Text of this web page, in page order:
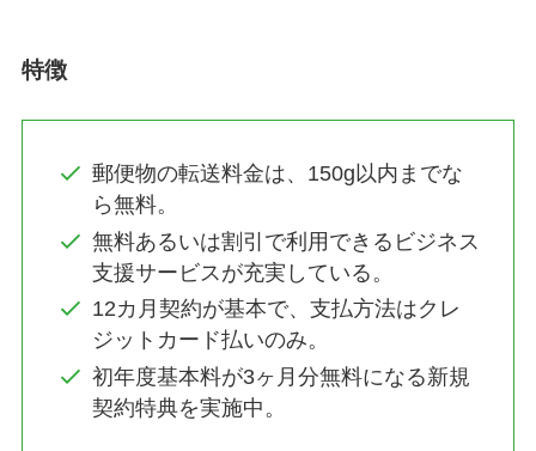
特徴
郵便物の転送料金は、150g以内までな
ら無料。
無料あるいは割引で利用できるビジネス
支援サービスが充実している。
12カ月契約が基本で、支払方法はクレ
ジットカード払いのみ。
初年度基本料が3ヶ月分無料になる新規
契約特典を実施中。